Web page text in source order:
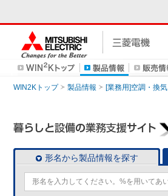
WIN2Kトップ 製品情報 [業務用]空調・換気
形名から製品情報を探す